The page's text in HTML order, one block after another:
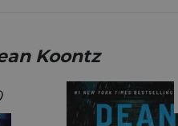
Koontz